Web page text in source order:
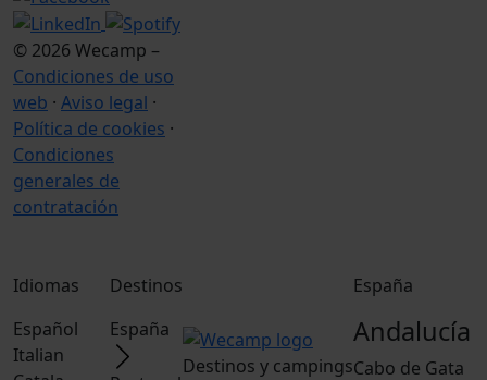
© 2026 Wecamp –
Condiciones de uso
web · Aviso legal ·
Política de cookies ·
Condiciones
generales de
contratación
Idiomas
Español
Italian
Destinos
España
Destinos y campings
España
Andalucía
Cabo de Gata